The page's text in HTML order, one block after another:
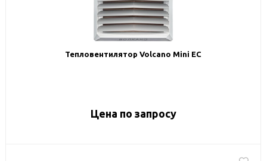
Тепловентилятор Volcano Mini EC
Цена по запросу